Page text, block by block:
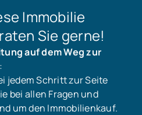
Immobilie
Sie gerne!
auf dem Weg zur
:
jedem Schritt zur Seite
bei allen Fragen und
um den Immobilienkauf.